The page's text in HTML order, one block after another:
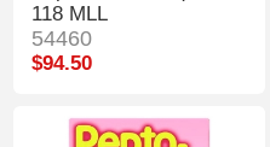
118 MLL
54460
$94.50